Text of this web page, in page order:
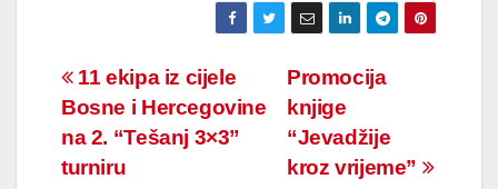
Navigacija
članaka
Promocija
knjige
“Jevadžije
kroz vrijeme”
11 ekipa iz cijele
Bosne i Hercegovine
na 2. “Tešanj 3×3”
turniru